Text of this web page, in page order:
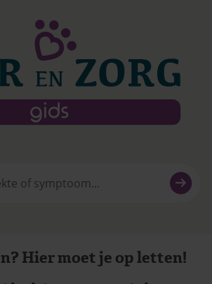
Hier moet je op letten!